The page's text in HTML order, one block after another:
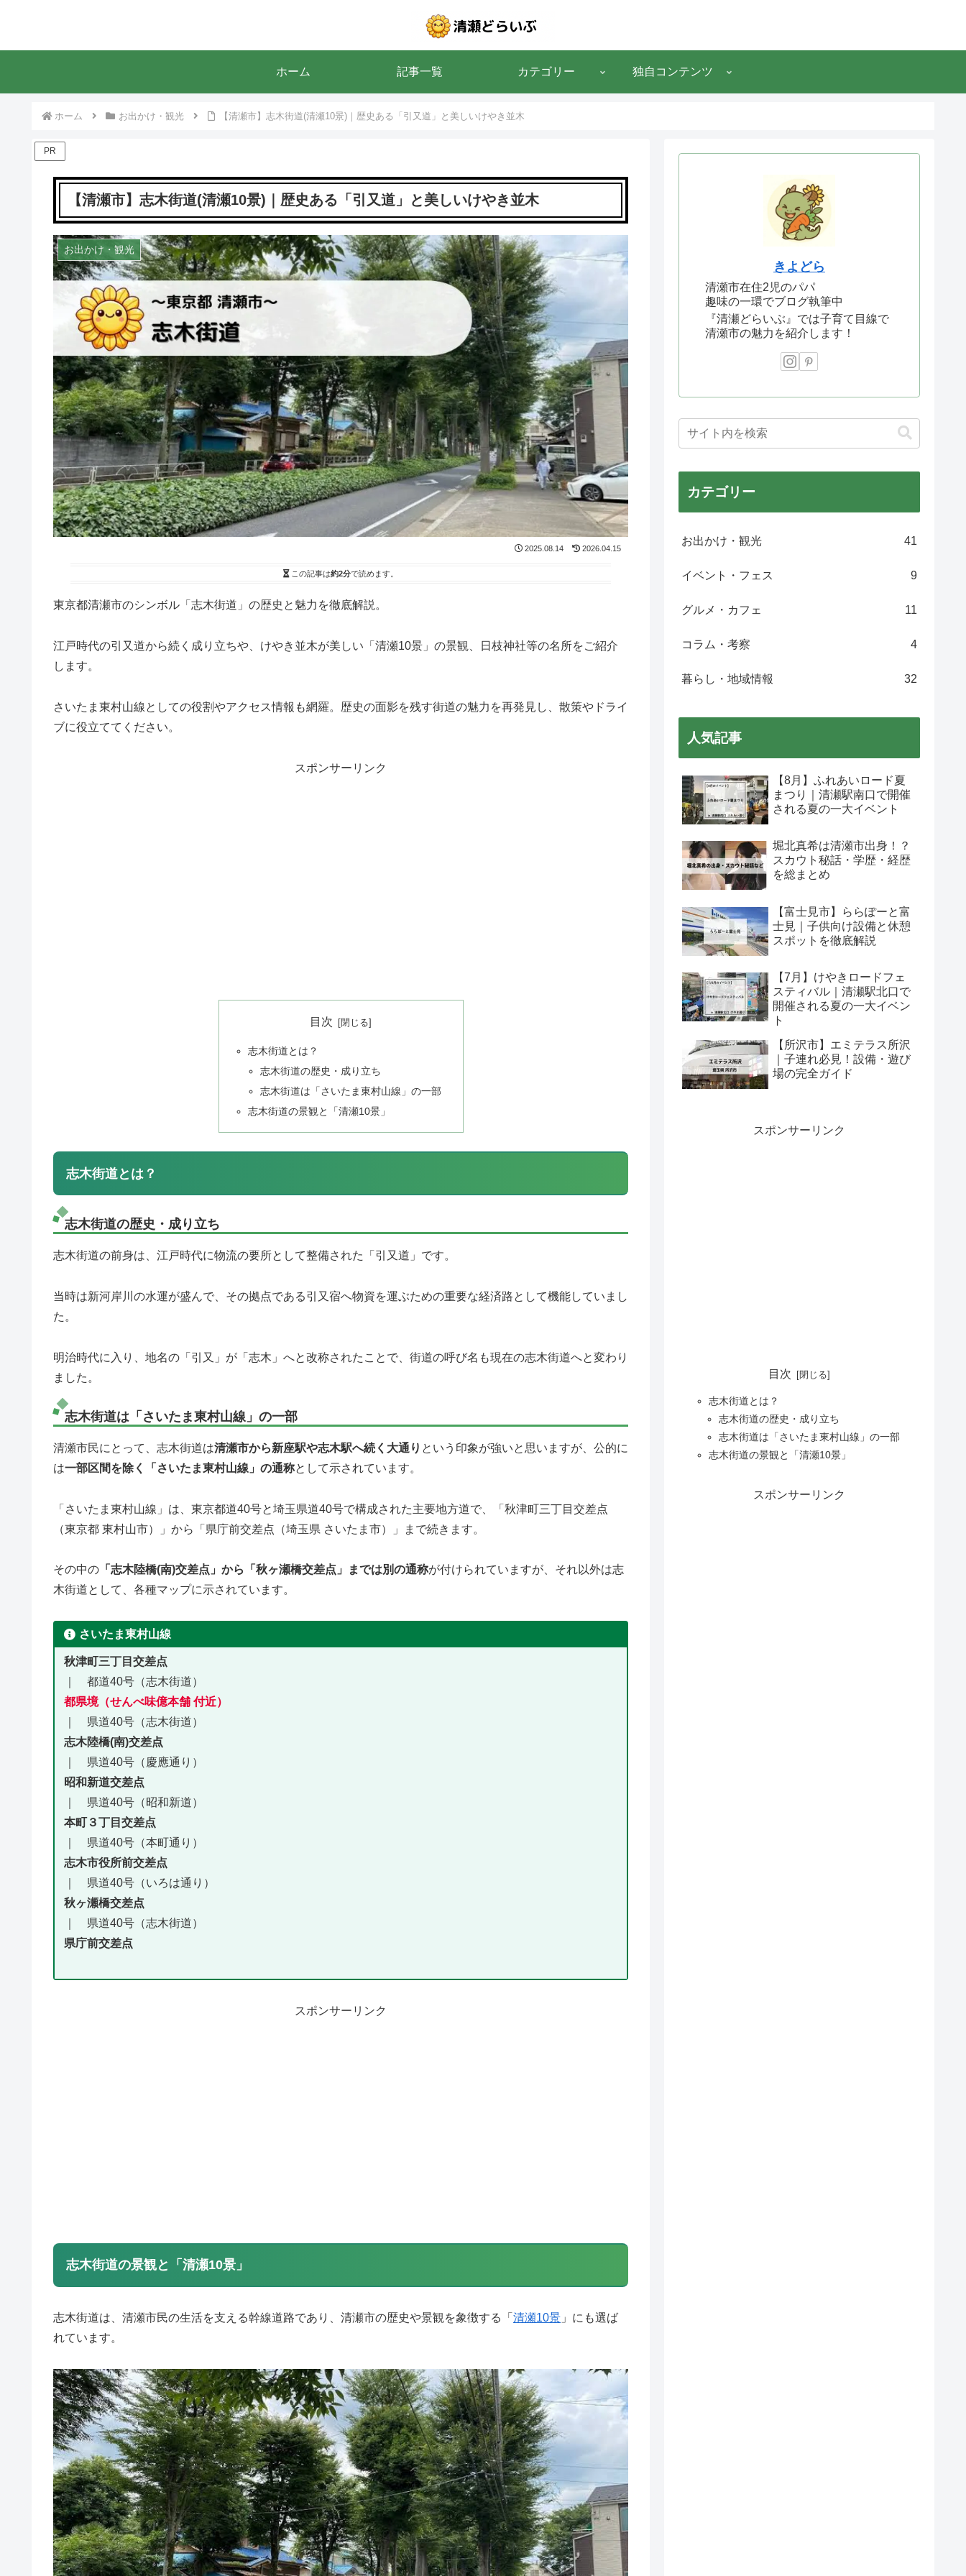
ホーム 記事一覧 カテゴリー 独自コンテンツ
ホーム お出かけ・観光 【清瀬市】志木街道(清瀬10景)｜歴史ある「引又道」と美しいけやき並木
PR
【清瀬市】志木街道(清瀬10景)｜歴史ある「引又道」と美しいけやき並木
お出かけ・観光
2025.08.14 2026.04.15
この記事は約2分で読めます。
東京都清瀬市のシンボル「志木街道」の歴史と魅力を徹底解説。
江戸時代の引又道から続く成り立ちや、けやき並木が美しい「清瀬10景」の景観、日枝神社等の名所をご紹介
します。
さいたま東村山線としての役割やアクセス情報も網羅。歴史の面影を残す街道の魅力を再発見し、散策やドライ
ブに役立ててください。
スポンサーリンク
目次
志木街道とは？
志木街道の歴史・成り立ち
志木街道は「さいたま東村山線」の一部
志木街道の景観と「清瀬10景」
志木街道とは？
志木街道の歴史・成り立ち
志木街道の前身は、江戸時代に物流の要所として整備された「引又道」です。
当時は新河岸川の水運が盛んで、その拠点である引又宿へ物資を運ぶための重要な経済路として機能していまし
た。
明治時代に入り、地名の「引又」が「志木」へと改称されたことで、街道の呼び名も現在の志木街道へと変わり
ました。
志木街道は「さいたま東村山線」の一部
清瀬市民にとって、志木街道は清瀬市から新座駅や志木駅へ続く大通り という印象が強いと思いますが、公的に
は一部区間を除く「さいたま東村山線」の通称として示されています。
「さいたま東村山線」は、東京都道40号と埼玉県道40号で構成された主要地方道で、「秋津町三丁目交差点
（東京都 東村山市）」から「県庁前交差点（埼玉県 さいたま市）」まで続きます。
その中の 「志木陸橋(南)交差点」から「秋ヶ瀬橋交差点」までは別の通称が付けられていますが、それ以外は志
木街道として、各種マップに示されています。
さいたま東村山線
秋津町三丁目交差点
｜ 都道40号（志木街道）
都県境（せんべ味億本舗 付近）
｜ 県道40号（志木街道）
志木陸橋(南)交差点
｜ 県道40号（慶應通り）
昭和新道交差点
｜ 県道40号（昭和新道）
本町３丁目交差点
｜ 県道40号（本町通り）
志木市役所前交差点
｜ 県道40号（いろは通り）
秋ヶ瀬橋交差点
｜ 県道40号（志木街道）
県庁前交差点
スポンサーリンク
志木街道の景観と「清瀬10景」
志木街道は、清瀬市民の生活を支える幹線道路であり、清瀬市の歴史や景観を象徴する「 清瀬10景 」にも選ば
れています。
きよどら
清瀬市在住2児のパパ
趣味の一環でブログ執筆中
『清瀬どらいぶ』では子育て目線で
清瀬市の魅力を紹介します！
カテゴリー
お出かけ・観光 41
イベント・フェス 9
グルメ・カフェ 11
コラム・考察 4
暮らし・地域情報 32
人気記事
【8月】ふれあいロード夏
まつり｜清瀬駅南口で開催
される夏の一大イベント
堀北真希は清瀬市出身！？
スカウト秘話・学歴・経歴
を総まとめ
【富士見市】ららぽーと富
士見｜子供向け設備と休憩
スポットを徹底解説
【7月】けやきロードフェ
スティバル｜清瀬駅北口で
開催される夏の一大イベン
ト
【所沢市】エミテラス所沢
｜子連れ必見！設備・遊び
場の完全ガイド
スポンサーリンク
目次
志木街道とは？
志木街道の歴史・成り立ち
志木街道は「さいたま東村山線」の一部
志木街道の景観と「清瀬10景」
スポンサーリンク